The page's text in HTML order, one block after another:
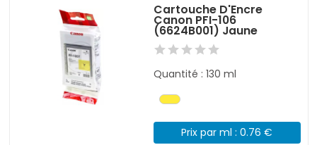
Cartouche D'Encre
Canon PFI-106
(6624B001) Jaune
Quantité : 130 ml
Prix par ml : 0.76 €